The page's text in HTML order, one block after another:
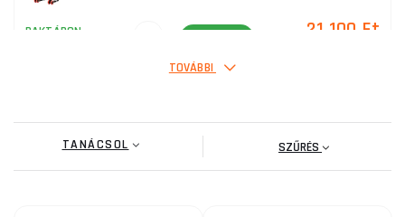
RAKTÁRON 21 100 Ft
TOVÁBBI
TANÁCSOL SZŰRÉS